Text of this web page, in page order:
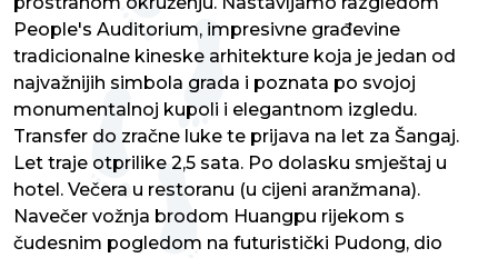
People's Auditorium, impresivne građevine
tradicionalne kineske arhitekture koja je jedan od
najvažnijih simbola grada i poznata po svojoj
monumentalnoj kupoli i elegantnom izgledu.
Transfer do zračne luke te prijava na let za Šangaj.
Let traje otprilike 2,5 sata. Po dolasku smještaj u
hotel. Večera u restoranu (u cijeni aranžmana).
Navečer vožnja brodom Huangpu rijekom s
čudesnim pogledom na futuristički Pudong, dio